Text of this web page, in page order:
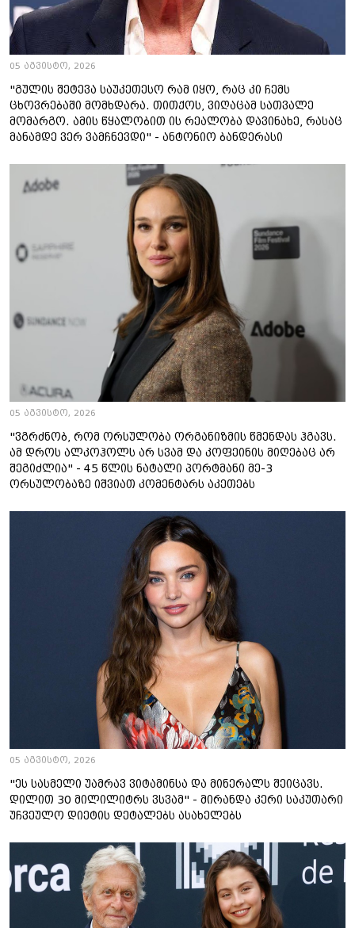
05 აგვისტო, 2026
"გულის შეტევა საუკეთესო რამ იყო, რაც კი ჩემს
ცხოვრებაში მომხდარა. თითქოს, ვიღაცამ სათვალე
მომარგო. ამის წყალობით ის რეალობა დავინახე, რასაც
მანამდე ვერ ვამჩნევდი" - ანტონიო ბანდერასი
05 აგვისტო, 2026
"ვგრძნობ, რომ ორსულობა ორგანიზმის წმენდას ჰგავს.
ამ დროს ალკოჰოლს არ სვამ და კოფეინის მიღებაც არ
შეგიძლია" - 45 წლის ნატალი პორტმანი მე-3
ორსულობაზე იშვიათ კომენტარს აკეთებს
05 აგვისტო, 2026
"ეს სასმელი უამრავ ვიტამინსა და მინერალს შეიცავს.
დილით 30 მილილიტრს ვსვამ" - მირანდა კერი საკუთარი
უჩვეულო დიეტის დეტალებს ასახელებს